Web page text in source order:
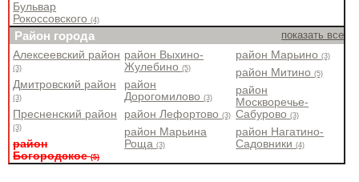
Бульвар
Рокоссовского(4)
Район города показать все
Алексеевский район
(3)
Дмитровский район
(3)
Пресненский район
(3)
район
Богородское(5)
район Выхино-
Жулебино(5)
район
Дорогомилово(3)
район Лефортово(3)
район Марьина
Роща(3)
район Марьино(3)
район Митино(5)
район
Москворечье-
Сабурово(3)
район Нагатино-
Садовники(4)